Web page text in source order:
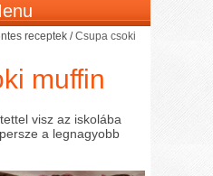
receptek /Csupa csoki
muffin
visz az iskolába
a legnagyobb